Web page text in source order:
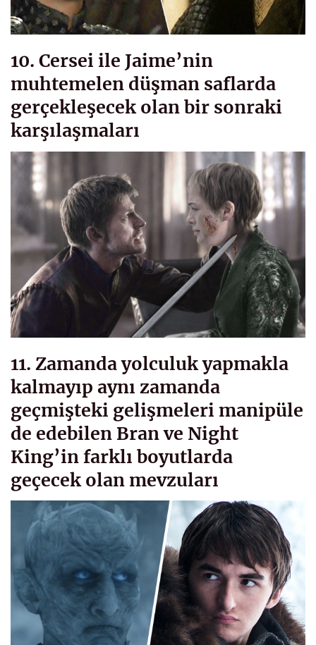
10. Cersei ile Jaime’nin
muhtemelen düşman saflarda
gerçekleşecek olan bir sonraki
karşılaşmaları
11. Zamanda yolculuk yapmakla
kalmayıp aynı zamanda
geçmişteki gelişmeleri manipüle
de edebilen Bran ve Night
King’in farklı boyutlarda
geçecek olan mevzuları